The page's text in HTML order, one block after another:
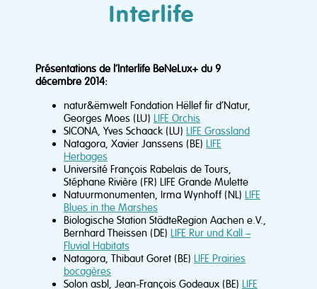
Interlife
Présentations de l’Interlife BeNeLux+ du 9
décembre 2014:
natur&ëmwelt Fondation Hëllef fir d’Natur,
Georges Moes (LU) LIFE Orchis
SICONA, Yves Schaack (LU) LIFE Grassland
Natagora, Xavier Janssens (BE) LIFE
Herbages
Université François Rabelais de Tours,
Stéphane Rivière (FR) LIFE Grande Mulette
Natuurmonumenten, Irma Wynhoff (NL) LIFE
Blues in the Marshes
Biologische Station StädteRegion Aachen e.V.,
Bernhard Theissen (DE) LIFE Rur und Kall –
Fluvial Habitats
Natagora, Thibaut Goret (BE) LIFE Prairies
bocagères
Solon asbl, Jean-François Godeaux (BE) LIFE